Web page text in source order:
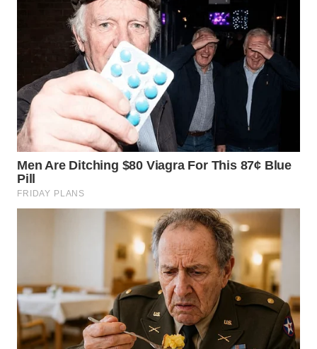
SIMALUNGUN
LABUHANBATU
WN
TAPANULI
TENGAH
TEBING
TINGGI
WN